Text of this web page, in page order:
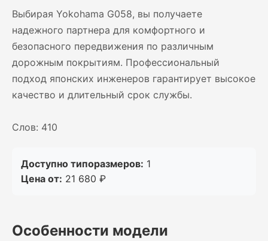
Выбирая Yokohama G058, вы получаете
надежного партнера для комфортного и
безопасного передвижения по различным
дорожным покрытиям. Профессиональный
подход японских инженеров гарантирует высокое
качество и длительный срок службы.
Слов: 410
Доступно типоразмеров: 1
Цена от: 21 680 ₽
Особенности модели